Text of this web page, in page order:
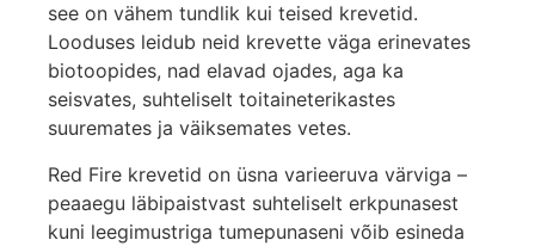
see on vähem tundlik kui teised krevetid.
Looduses leidub neid krevette väga erinevates
biotoopides, nad elavad ojades, aga ka
seisvates, suhteliselt toitaineterikastes
suuremates ja väiksemates vetes.
Red Fire krevetid on üsna varieeruva värviga –
peaaegu läbipaistvast suhteliselt erkpunasest
kuni leegimustriga tumepunaseni võib esineda